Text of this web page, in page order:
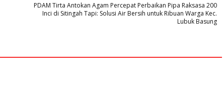
PDAM Tirta Antokan Agam Percepat Perbaikan Pipa Raksasa 200
Inci di Sitingah Tapi: Solusi Air Bersih untuk Ribuan Warga Kec.
Lubuk Basung